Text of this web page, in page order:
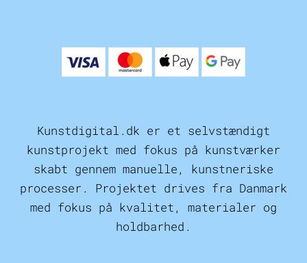
Kunstdigital.dk er et selvstændigt
kunstprojekt med fokus på kunstværker
skabt gennem manuelle, kunstneriske
processer. Projektet drives fra Danmark
med fokus på kvalitet, materialer og
holdbarhed.